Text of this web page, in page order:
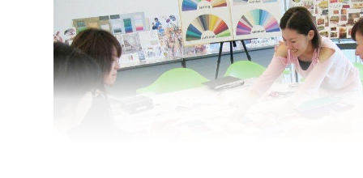
お教室の雰囲気はとても明るく笑
ん＾＾アットホームな雰囲気で学
街中心の立地にで通いやすく、レ